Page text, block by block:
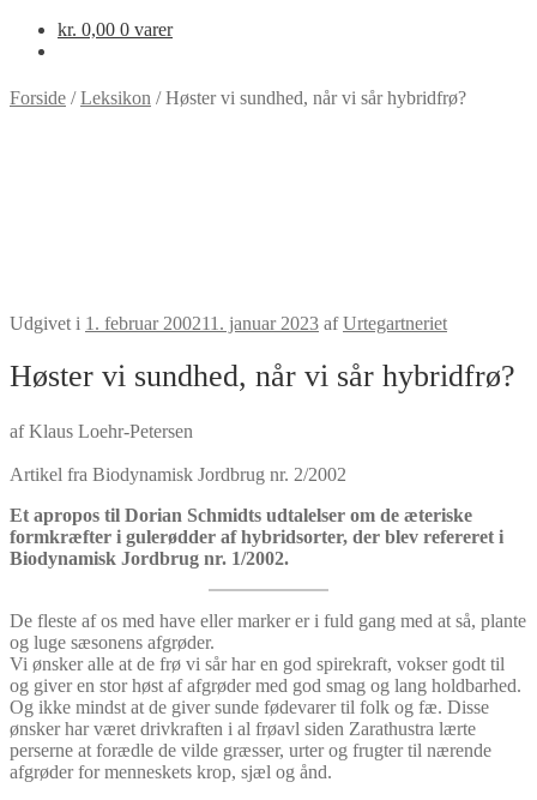
kr. 0,00 0 varer
Forside /Leksikon /Høster vi sundhed, når vi sår hybridfrø?
Udgivet i 1. februar 200211. januar 2023 afUrtegartneriet
Høster vi sundhed, når vi sår hybridfrø?
af Klaus Loehr-Petersen
Artikel fra Biodynamisk Jordbrug nr. 2/2002
Et apropos til Dorian Schmidts udtalelser om de æteriske
formkræfter i gulerødder af hybridsorter, der blev refereret i
Biodynamisk Jordbrug nr. 1/2002.
De fleste af os med have eller marker er i fuld gang med at så, plante
og luge sæsonens afgrøder.
Vi ønsker alle at de frø vi sår har en god spirekraft, vokser godt til
og giver en stor høst af afgrøder med god smag og lang holdbarhed.
Og ikke mindst at de giver sunde fødevarer til folk og fæ. Disse
ønsker har været drivkraften i al frøavl siden Zarathustra lærte
perserne at forædle de vilde græsser, urter og frugter til nærende
afgrøder for menneskets krop, sjæl og ånd.